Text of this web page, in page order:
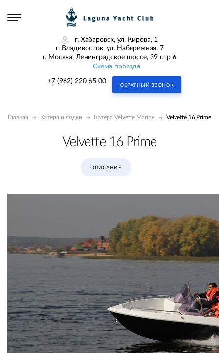
г. Хабаровск, ул. Кирова, 1
г. Владивосток, ул. Набережная, 7
г. Москва, Ленинградское шоссе, 39 стр 6
Схема проезда
+7 (962) 220 65 00
ОБРАТНЫЙ ЗВОНОК
Главная Катера и лодки Катера Velvette Marine Velvette 16 Prime
Velvette 16 Prime
ОПИСАНИЕ